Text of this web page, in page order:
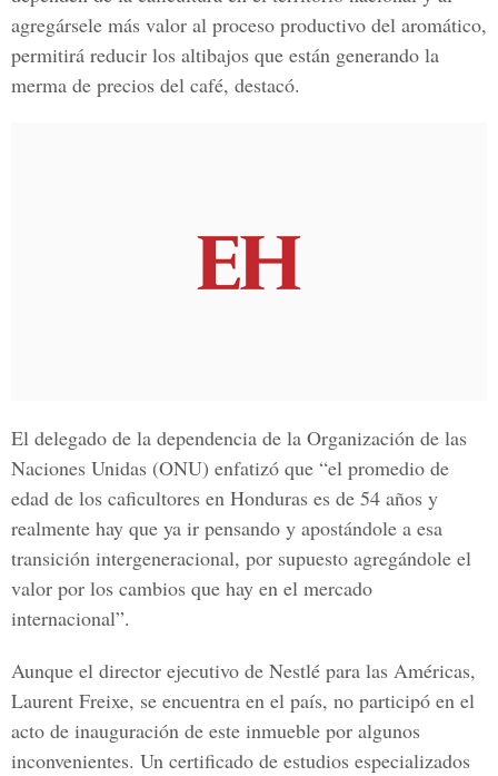
agregársele más valor al proceso productivo del aromático,
permitirá reducir los altibajos que están generando la
merma de precios del café, destacó.
El delegado de la dependencia de la Organización de las
Naciones Unidas (ONU) enfatizó que “el promedio de
edad de los caficultores en Honduras es de 54 años y
realmente hay que ya ir pensando y apostándole a esa
transición intergeneracional, por supuesto agregándole el
valor por los cambios que hay en el mercado
internacional”.
Aunque el director ejecutivo de Nestlé para las Américas,
Laurent Freixe, se encuentra en el país, no participó en el
acto de inauguración de este inmueble por algunos
inconvenientes. Un certificado de estudios especializados